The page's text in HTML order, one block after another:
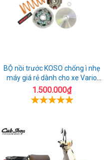
quá
BỘ nồi trước KOSO chống ì nhẹ
máy giá rẻ dành cho xe Vario
160
1.500.000₫